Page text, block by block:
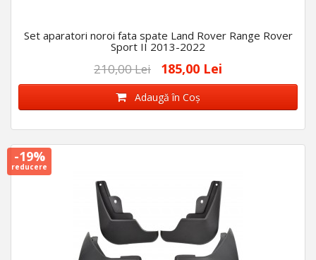
Set aparatori noroi fata spate Land Rover Range Rover
Sport II 2013-2022
210,00 Lei 185,00 Lei
Adaugă în Coş
-19%
reducere